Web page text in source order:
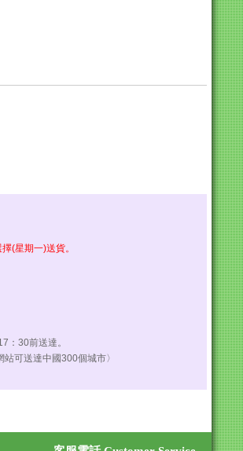
(星期一)送貨。
：30前送達。
可送達中國300個城市〉